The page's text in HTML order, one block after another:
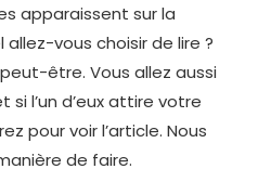
apparaissent sur la
vous choisir de lire ?
être. Vous allez aussi
si l’un d’eux attire votre
pour voir l’article. Nous
de faire.